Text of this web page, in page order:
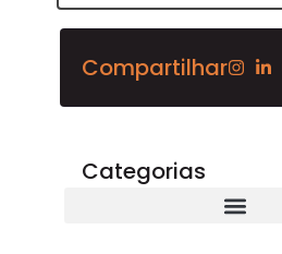
Compartilhar
Categorias